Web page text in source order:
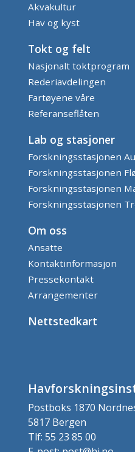
Akvakultur
Hav og kyst
Tokt og felt
Nasjonalt toktprogram
Rederiavdelingen
Fartøyene våre
Referanseflåten
Lab og stasjoner
Forskningsstasjonen
Forskningsstasjonen
Forskningsstasjonen
Forskningsstasjonen
Om oss
Ansatte
Kontaktinformasjon
Pressekontakt
Arrangementer
Nettstedkart
Postboks 1870
5817 Bergen
Tlf: 55 23 85 00